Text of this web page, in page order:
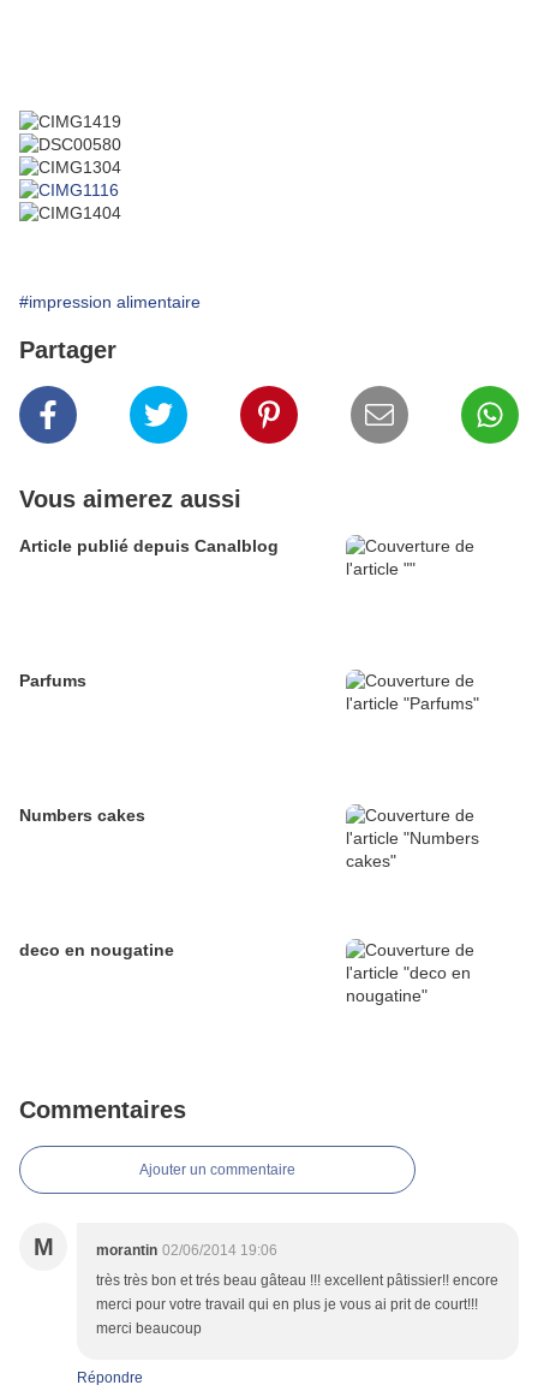
#impression alimentaire
Partager
Vous aimerez aussi
Article publié depuis Canalblog
Parfums
Numbers cakes
deco en nougatine
Commentaires
Ajouter un commentaire
M morantin 02/06/2014 19:06
très très bon et trés beau gâteau !!! excellent pâtissier!! encore
merci pour votre travail qui en plus je vous ai prit de court!!!
merci beaucoup
Répondre